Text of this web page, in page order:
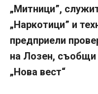
„Митници”,
„Наркотици” и
предприели
на Лозен,
„Нова вест“